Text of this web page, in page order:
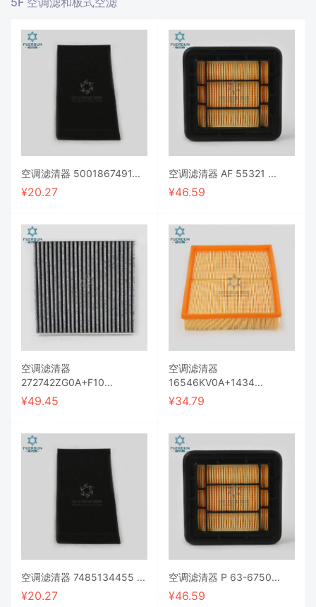
空调滤清器 5001867491...
¥20.27
空调滤清器 AF 55321 ...
¥46.59
空调滤清器
272742ZG0A+F10...
¥49.45
空调滤清器
16546KV0A+1434...
¥34.79
空调滤清器 7485134455 ...
¥20.27
空调滤清器 P 63-6750...
¥46.59